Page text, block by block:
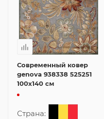
Современный ковер
genova 938338 525251
100x140 см
Страна: